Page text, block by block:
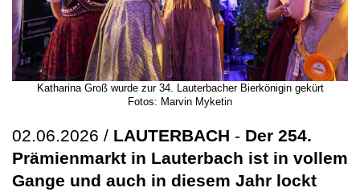
Katharina Groß wurde zur 34. Lauterbacher Bierkönigin gekürt
Fotos: Marvin Myketin
02.06.2026 / LAUTERBACH - Der 254.
Prämienmarkt in Lauterbach ist in vollem
Gange und auch in diesem Jahr lockt